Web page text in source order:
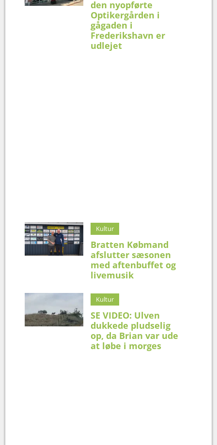
den nyopførte
Optikergården i
gågaden i
Frederikshavn er
udlejet
Kultur
Bratten Købmand
afslutter sæsonen
med aftenbuffet og
livemusik
Kultur
SE VIDEO: Ulven
dukkede pludselig
op, da Brian var ude
at løbe i morges